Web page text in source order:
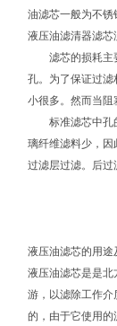
油滤芯一般为不
液压油滤清器滤芯
滤芯的损耗主要
孔。为了保证过
小很多。然而当阻
标准滤芯中孔的
璃纤维滤料少，
过滤层过滤。后过
液压油滤芯的用途
液压油滤芯是是
游，以滤除工作
的，由于它使用的